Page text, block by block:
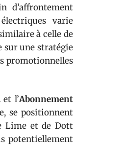
d’affrontement
varie
à celle de
sur une stratégie
promotionnelles
et l’Abonnement
se positionnent
Lime et de Dott
potentiellement